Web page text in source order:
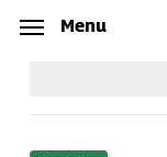
Skip
content
Menu
Menu